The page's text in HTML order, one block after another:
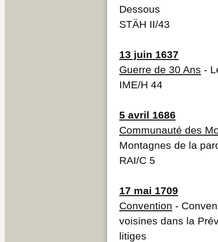
Dessous
STÄH II/43
13 juin 1637
Guerre de 30 Ans -
IME/H 44
5 avril 1686
Communauté des
Montagnes de la
RAI/C 5
17 mai 1709
Convention -
voisines dans la
litiges